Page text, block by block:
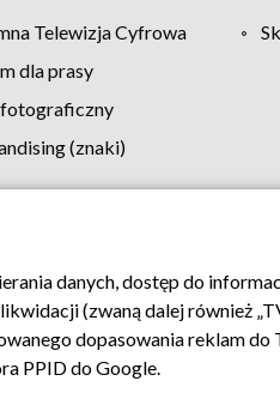
Telewizja Cyfrowa
dla prasy
fotograficzny
(znaki)
Kontakt
danych, dostęp do
(zwaną dalej również
dopasowania reklam do
PPID do Google.